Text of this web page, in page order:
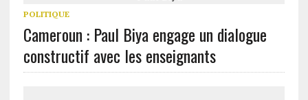
POLITIQUE
Cameroun : Paul Biya engage un dialogue
constructif avec les enseignants